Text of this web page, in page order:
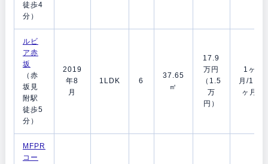
徒歩4
分）
ルビ
ア赤
坂
（赤
坂見
附駅
徒歩5
分）
2019
年8
月
1LDK 6
37.65
㎡
17.9
万円
（1.5
万
円）
1ヶ
月/1.5
ヶ月
MFPR
コー